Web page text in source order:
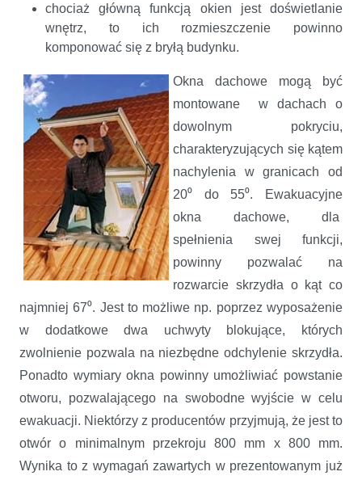
chociaż główną funkcją okien jest doświetlanie
wnętrz, to ich rozmieszczenie powinno
komponować się z bryłą budynku.
Okna dachowe mogą być
montowane w dachach o
dowolnym pokryciu,
charakteryzujących się kątem
nachylenia w granicach od
20⁰ do 55⁰. Ewakuacyjne
okna dachowe, dla
spełnienia swej funkcji,
powinny pozwalać na
rozwarcie skrzydła o kąt co
najmniej 67⁰. Jest to możliwe np. poprzez wyposażenie
w dodatkowe dwa uchwyty blokujące, których
zwolnienie pozwala na niezbędne odchylenie skrzydła.
Ponadto wymiary okna powinny umożliwiać powstanie
otworu, pozwalającego na swobodne wyjście w celu
ewakuacji. Niektórzy z producentów przyjmują, że jest to
otwór o minimalnym przekroju 800 mm x 800 mm.
Wynika to z wymagań zawartych w prezentowanym już